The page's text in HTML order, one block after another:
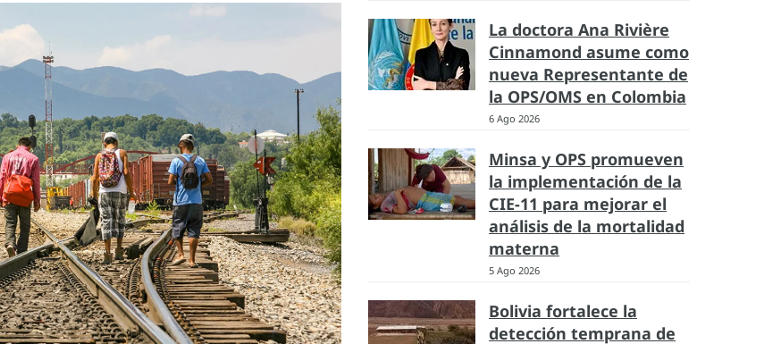
La doctora Ana Rivière
Cinnamond asume como
nueva Representante de
la OPS/OMS en Colombia
6 Ago 2026
Minsa y OPS promueven
la implementación de la
CIE-11 para mejorar el
análisis de la mortalidad
materna
5 Ago 2026
Bolivia fortalece la
detección temprana de